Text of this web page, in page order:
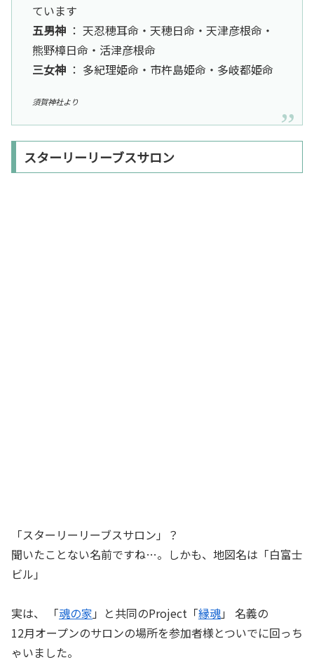
ています
五男神 ： 天忍穂耳命・天穂日命・天津彦根命・
熊野樟日命・活津彦根命
三女神： 多紀理姫命・市杵島姫命・多岐都姫命
須賀神社より
スターリーリーブスサロン
「スターリーリーブスサロン」？
聞いたことない名前ですね…。しかも、地図名は「白富士
ビル」
実は、 「魂の家 」と共同のProject「縁魂」 名義の
12月オープンのサロンの場所を参加者様とついでに回っち
ゃいました。